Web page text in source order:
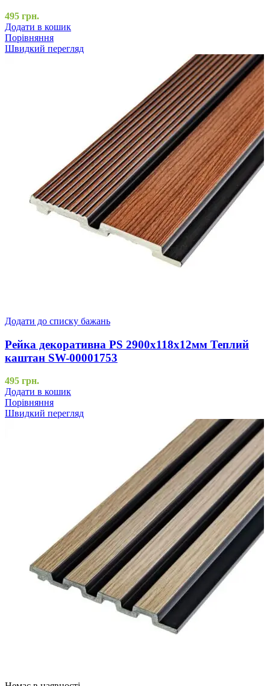
495 грн.
Додати в кошик
Порівняння
Швидкий перегляд
Додати до списку бажань
Рейка декоративна PS 2900х118х12мм Теплий
каштан SW-00001753
495 грн.
Додати в кошик
Порівняння
Швидкий перегляд